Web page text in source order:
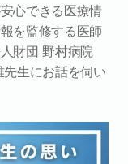
心できる医療情
を監修する医師
財団 野村病院
生にお話を伺い